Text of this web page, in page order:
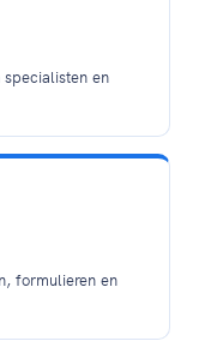
en
formulieren en